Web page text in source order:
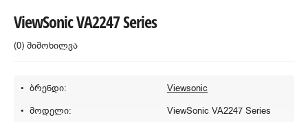
ViewSonic VA2247 Series
(0) მიმოხილვა
ბრენდი:
Viewsonic
მოდელი:
ViewSonic VA2247 Series